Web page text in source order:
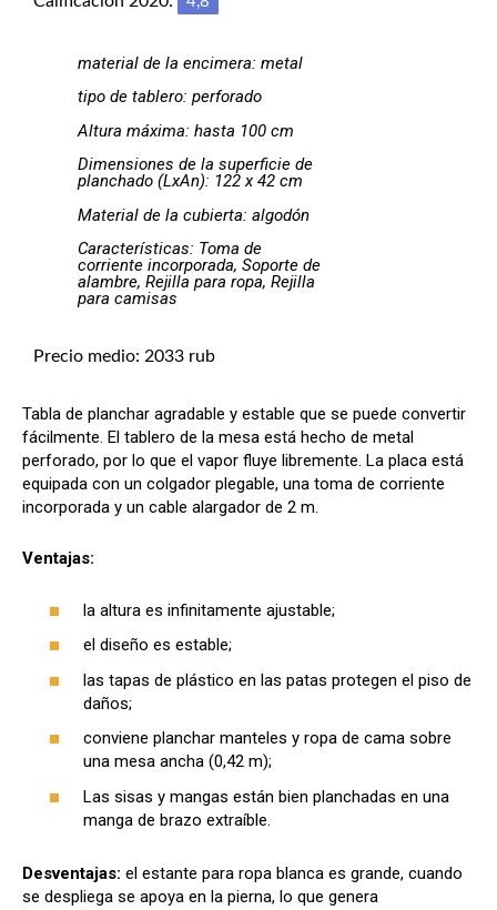
material de la encimera: metal
tipo de tablero: perforado
Altura máxima: hasta 100 cm
Dimensiones de la superficie de
planchado (LxAn): 122 x 42 cm
Material de la cubierta: algodón
Características: Toma de
corriente incorporada, Soporte de
alambre, Rejilla para ropa, Rejilla
para camisas
Precio medio: 2033 rub
Tabla de planchar agradable y estable que se puede convertir
fácilmente. El tablero de la mesa está hecho de metal
perforado, por lo que el vapor fluye libremente. La placa está
equipada con un colgador plegable, una toma de corriente
incorporada y un cable alargador de 2 m.
Ventajas:
la altura es infinitamente ajustable;
el diseño es estable;
las tapas de plástico en las patas protegen el piso de
daños;
conviene planchar manteles y ropa de cama sobre
una mesa ancha (0,42 m);
Las sisas y mangas están bien planchadas en una
manga de brazo extraíble.
Desventajas: el estante para ropa blanca es grande, cuando
se despliega se apoya en la pierna, lo que genera